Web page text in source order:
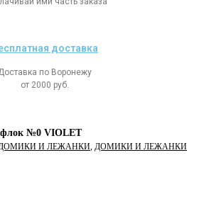
доставка
по Воронежу
от 2000 руб.
№0 VIOLET
И ЛЕЖАНКИ, ДОМИКИ И ЛЕЖАНКИ